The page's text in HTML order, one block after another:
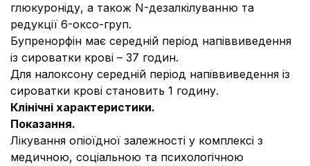
глюкуроніду, а також N-дезалкілуванню та
редукції 6-оксо-груп.
Бупренорфін має середній період напіввиведення
із сироватки крові – 37 годин.
Для налоксону середній період напіввиведення із
сироватки крові становить 1 годину.
Клінічні характеристики.
Показання.
Лікування опіоїдної залежності у комплексі з
медичною, соціальною та психологічною